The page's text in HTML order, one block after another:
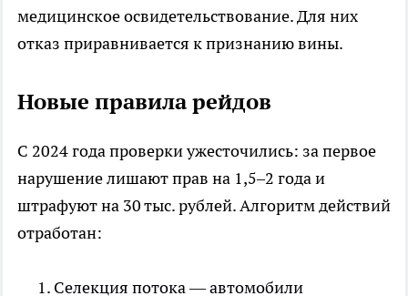
медицинское освидетельствование. Для них
отказ приравнивается к признанию вины.
Новые правила рейдов
С 2024 года проверки ужесточились: за первое
нарушение лишают прав на 1,5–2 года и
штрафуют на 30 тыс. рублей. Алгоритм действий
отработан:
Селекция потока — автомобили